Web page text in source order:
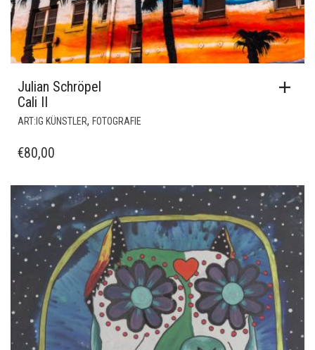
Julian Schröpel
Cali II
ART:IG KÜNSTLER, FOTOGRAFIE
€80,00